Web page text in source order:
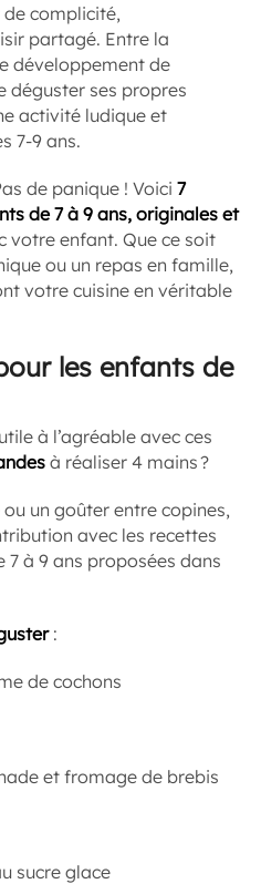
de complicité,
partagé. Entre la
développement de
déguster ses propres
activité ludique et
7-9 ans.
de panique ! Voici 7
de 7 à 9 ans, originales et
votre enfant. Que ce soit
ou un repas en famille,
votre cuisine en véritable
les enfants de
à l’agréable avec ces
à réaliser 4 mains ?
un goûter entre copines,
avec les recettes
à 9 ans proposées dans
:
de cochons
et fromage de brebis
sucre glace